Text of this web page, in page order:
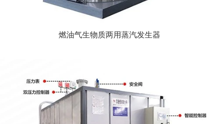
燃油气生物质两用蒸汽发生器